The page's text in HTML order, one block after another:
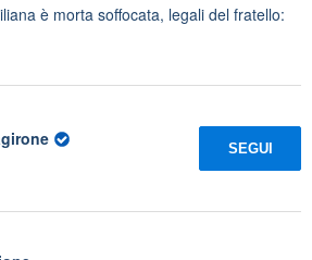
è morta soffocata, legali del fratello:
SEGUI